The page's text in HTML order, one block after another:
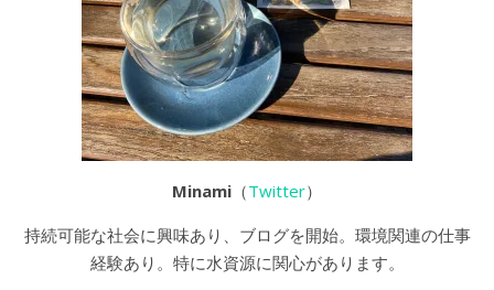
Minami （Twitter）
持続可能な社会に興味あり、ブログを開始。環境関連の仕事
経験あり。特に水資源に関心があります。